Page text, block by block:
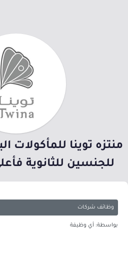
منتزه توينا للمأكولات
للجنسين للثانوية
وظائف شركات
بواسطة: أي وظيفة